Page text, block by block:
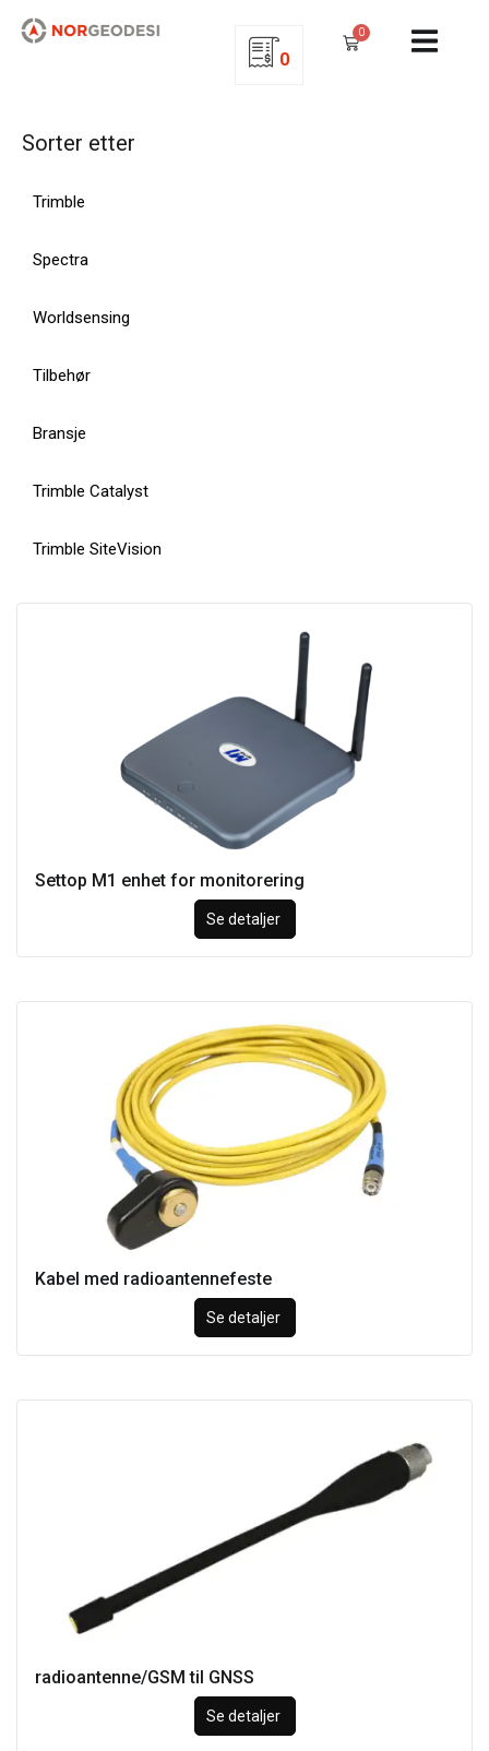
0
0
Sorter etter
Trimble
Spectra
Worldsensing
Tilbehør
Bransje
Trimble Catalyst
Trimble SiteVision
Settop M1 enhet for monitorering
Se detaljer
Kabel med radioantennefeste
Se detaljer
radioantenne/GSM til GNSS
Se detaljer